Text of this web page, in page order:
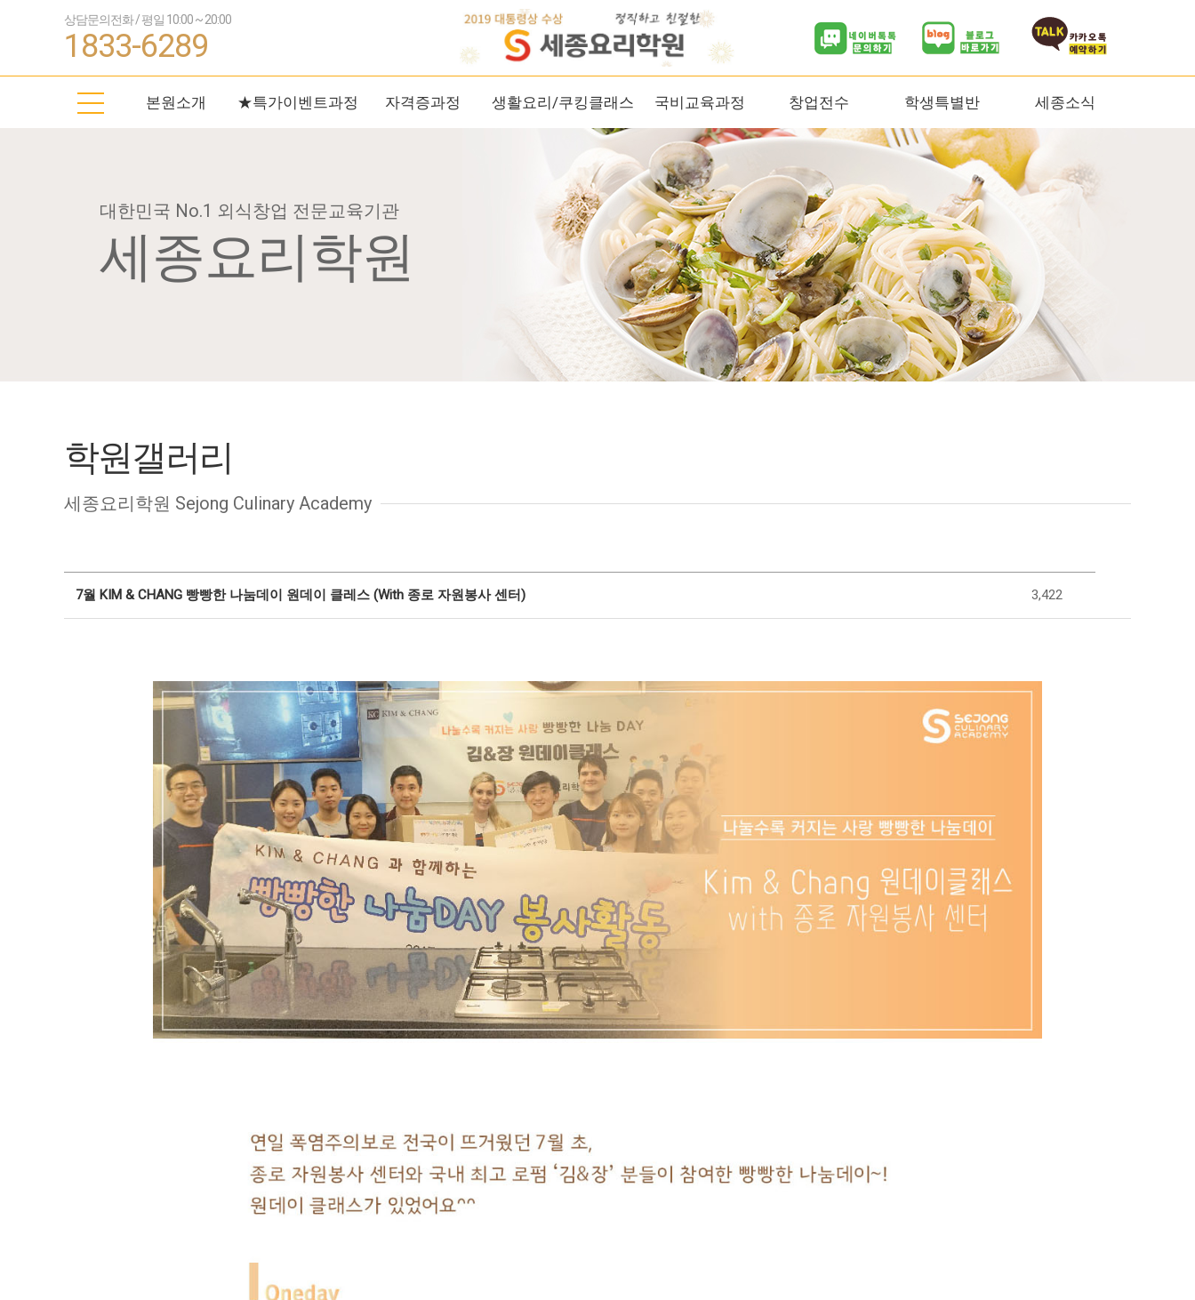
상담문의전화 / 평일 10:00 ~ 20:00
1833-6289
본원소개 ★특가이벤트과정 자격증과정 생활요리/쿠킹클래스 국비교육과정 창업전수 학생특별반 세종소식
대한민국 No.1 외식창업 전문교육기관
세종요리학원
학원갤러리
세종요리학원 Sejong Culinary Academy
7월 KIM & CHANG 빵빵한 나눔데이 원데이 클레스 (With 종로 자원봉사 센터) 3,422